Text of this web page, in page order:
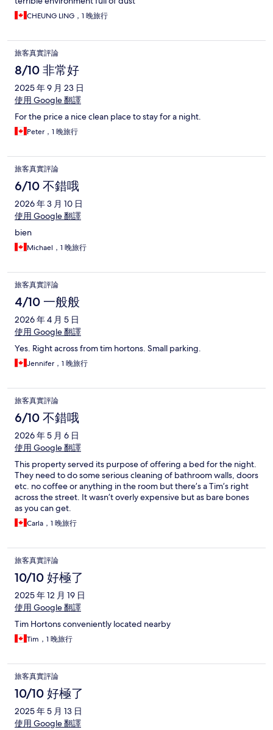
CHEUNG LING，1 晚旅行
旅客真實評論
8/10 非常好
2025 年 9 月 23 日
使用 Google 翻譯
For the price a nice clean place to stay for a night.
Peter，1 晚旅行
旅客真實評論
6/10 不錯哦
2026 年 3 月 10 日
使用 Google 翻譯
bien
Michael，1 晚旅行
旅客真實評論
4/10 一般般
2026 年 4 月 5 日
使用 Google 翻譯
Yes. Right across from tim hortons. Small parking.
Jennifer，1 晚旅行
旅客真實評論
6/10 不錯哦
2026 年 5 月 6 日
使用 Google 翻譯
This property served its purpose of offering a bed for the night.
They need to do some serious cleaning of bathroom walls, doors
etc. no coffee or anything in the room but there’s a Tim’s right
across the street. It wasn’t overly expensive but as bare bones
as you can get.
Carla，1 晚旅行
旅客真實評論
10/10 好極了
2025 年 12 月 19 日
使用 Google 翻譯
Tim Hortons conveniently located nearby
Tim，1 晚旅行
旅客真實評論
10/10 好極了
2025 年 5 月 13 日
使用 Google 翻譯